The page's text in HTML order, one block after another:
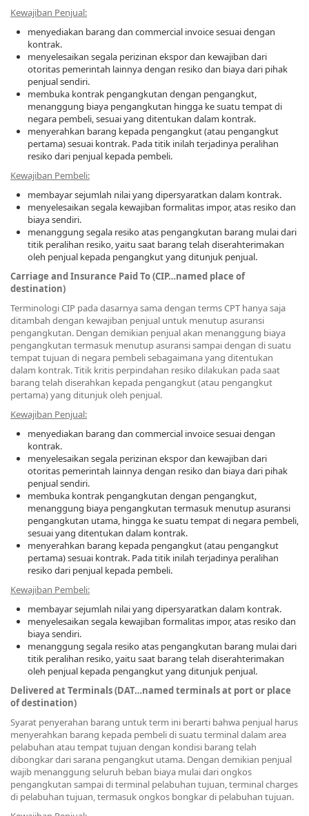
Kewajiban Penjual:
menyediakan barang dan commercial invoice sesuai dengan
kontrak.
menyelesaikan segala perizinan ekspor dan kewajiban dari
otoritas pemerintah lainnya dengan resiko dan biaya dari pihak
penjual sendiri.
membuka kontrak pengangkutan dengan pengangkut,
menanggung biaya pengangkutan hingga ke suatu tempat di
negara pembeli, sesuai yang ditentukan dalam kontrak.
menyerahkan barang kepada pengangkut (atau pengangkut
pertama) sesuai kontrak. Pada titik inilah terjadinya peralihan
resiko dari penjual kepada pembeli.
Kewajiban Pembeli:
membayar sejumlah nilai yang dipersyaratkan dalam kontrak.
menyelesaikan segala kewajiban formalitas impor, atas resiko dan
biaya sendiri.
menanggung segala resiko atas pengangkutan barang mulai dari
titik peralihan resiko, yaitu saat barang telah diserahterimakan
oleh penjual kepada pengangkut yang ditunjuk penjual.
Carriage and Insurance Paid To (CIP…named place of
destination)
Terminologi CIP pada dasarnya sama dengan terms CPT hanya saja
ditambah dengan kewajiban penjual untuk menutup asuransi
pengangkutan. Dengan demikian penjual akan menanggung biaya
pengangkutan termasuk menutup asuransi sampai dengan di suatu
tempat tujuan di negara pembeli sebagaimana yang ditentukan
dalam kontrak. Titik kritis perpindahan resiko dilakukan pada saat
barang telah diserahkan kepada pengangkut (atau pengangkut
pertama) yang ditunjuk oleh penjual.
Kewajiban Penjual:
menyediakan barang dan commercial invoice sesuai dengan
kontrak.
menyelesaikan segala perizinan ekspor dan kewajiban dari
otoritas pemerintah lainnya dengan resiko dan biaya dari pihak
penjual sendiri.
membuka kontrak pengangkutan dengan pengangkut,
menanggung biaya pengangkutan termasuk menutup asuransi
pengangkutan utama, hingga ke suatu tempat di negara pembeli,
sesuai yang ditentukan dalam kontrak.
menyerahkan barang kepada pengangkut (atau pengangkut
pertama) sesuai kontrak. Pada titik inilah terjadinya peralihan
resiko dari penjual kepada pembeli.
Kewajiban Pembeli:
membayar sejumlah nilai yang dipersyaratkan dalam kontrak.
menyelesaikan segala kewajiban formalitas impor, atas resiko dan
biaya sendiri.
menanggung segala resiko atas pengangkutan barang mulai dari
titik peralihan resiko, yaitu saat barang telah diserahterimakan
oleh penjual kepada pengangkut yang ditunjuk penjual.
Delivered at Terminals (DAT…named terminals at port or place
of destination)
Syarat penyerahan barang untuk term ini berarti bahwa penjual harus
menyerahkan barang kepada pembeli di suatu terminal dalam area
pelabuhan atau tempat tujuan dengan kondisi barang telah
dibongkar dari sarana pengangkut utama. Dengan demikian penjual
wajib menanggung seluruh beban biaya mulai dari ongkos
pengangkutan sampai di terminal pelabuhan tujuan, terminal charges
di pelabuhan tujuan, termasuk ongkos bongkar di pelabuhan tujuan.